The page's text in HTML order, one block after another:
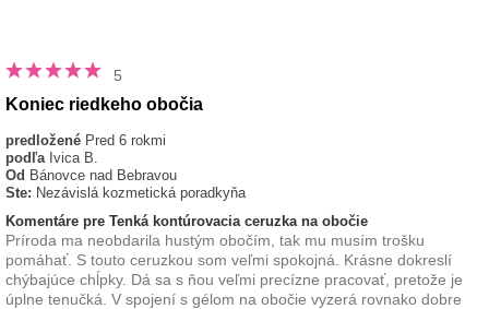
5
Koniec riedkeho obočia
predložené Pred 6 rokmi
podľa Ivica B.
Od Bánovce nad Bebravou
Ste: Nezávislá kozmetická poradkyňa
Komentáre pre Tenká kontúrovacia ceruzka na obočie
Príroda ma neobdarila hustým obočím, tak mu musím trošku
pomáhať. S touto ceruzkou som veľmi spokojná. Krásne dokreslí
chýbajúce chĺpky. Dá sa s ňou veľmi precízne pracovať, pretože je
úplne tenučká. V spojení s gélom na obočie vyzerá rovnako dobre